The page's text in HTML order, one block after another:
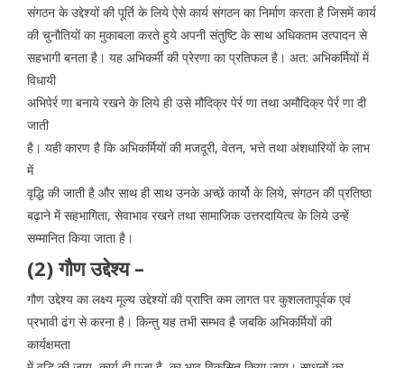
संगठन के उद्देश्यों की पूर्ति के लिये ऐसे कार्य संगठन का निर्माण करता है जिसमें कार्य
की चुनौतियों का मुकाबला करते हुये अपनी संतुष्टि के साथ अधिकतम उत्पादन से
सहभागी बनता है। यह अभिकर्मी की प्रेरणा का प्रतिफल है। अत: अभिकर्मियों में
विधायी
अभिपेर्र णा बनाये रखने के लिये ही उसे मौदिक्र पेर्र णा तथा अमौदिक्र पेर्र णा दी
जाती
है। यही कारण है कि अभिकर्मियों की मजदूरी, वेतन, भत्ते तथा अंशधारियों के लाभ
में
वृद्धि की जाती है और साथ ही साथ उनके अच्छें कार्यो के लिये, संगठन की प्रतिष्ठा
बढ़ाने में सहभागिता, सेवाभाव रखने तथा सामाजिक उत्तरदायित्व के लिये उन्हें
सम्मानित किया जाता है।
(2) गौण उद्देश्य –
गौण उद्देश्य का लक्ष्य मूल्य उद्देश्यों की प्राप्ति कम लागत पर कुशलतापूर्वक एवं
प्रभावी ढंग से करना है। किन्तु यह तभी सम्भव है जबकि अभिकर्मियों की
कार्यक्षमता